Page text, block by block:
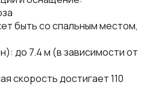
быть со спальным местом,
до 7.4 м (в зависимости от
скорость достигает 110